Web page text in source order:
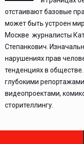
отстаивают базовые
может быть устроен
Москве журналисты
Степанкович.
нарушениях прав
тенденциях в
глубокими
видеопроектами,
сторителлингу.